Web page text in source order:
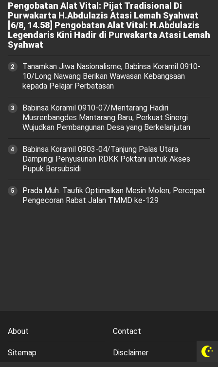
Pengobatan Alat Vital: Pijat Tradisional Di
Purwakarta H.Abdulazis Atasi Lemah Syahwat
[6/8, 14.58] Pengobatan Alat Vital: H.Abdulazis
Legendaris Kini Hadir di Purwakarta Atasi Lemah
Syahwat
Tanamkan Jiwa Nasionalisme, Babinsa Koramil 0910-
10/Long Nawang Berikan Wawasan Kebangsaan
kepada Pelajar Perbatasan
Babinsa Koramil 0910-07/Mentarang Hadiri
Musrenbangdes Mantarang Baru, Perkuat Sinergi
Wujudkan Pembangunan Desa yang Berkelanjutan
‎Babinsa Koramil 0903-04/Tanjung Palas Utara
Dampingi Penyusunan RDKK Poktani untuk Akses
Pupuk Bersubsidi
Prada Muh. Taufik Optimalkan Mesin Molen, Percepat
Pengecoran Rabat Jalan TMMD ke-129
About Contact
Sitemap Disclaimer